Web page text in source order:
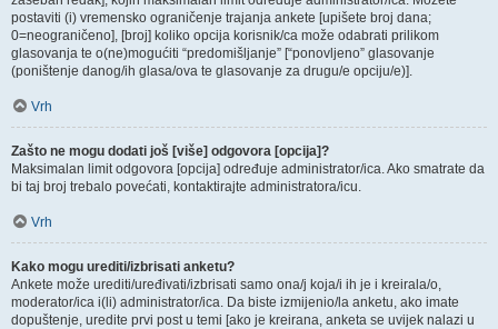
postaviti (i) vremensko ograničenje trajanja ankete [upišete broj dana;
0=neograničeno], [broj] koliko opcija korisnik/ca može odabrati prilikom
glasovanja te o(ne)mogućiti “predomišljanje” [“ponovljeno” glasovanje
(poništenje danog/ih glasa/ova te glasovanje za drugu/e opciju/e)].
Vrh
Zašto ne mogu dodati još [više] odgovora [opcija]?
Maksimalan limit odgovora [opcija] određuje administrator/ica. Ako smatrate da
bi taj broj trebalo povećati, kontaktirajte administratora/icu.
Vrh
Kako mogu urediti/izbrisati anketu?
Ankete može urediti/uređivati/izbrisati samo ona/j koja/i ih je i kreirala/o,
moderator/ica i(li) administrator/ica. Da biste izmijenio/la anketu, ako imate
dopuštenje, uredite prvi post u temi [ako je kreirana, anketa se uvijek nalazi u